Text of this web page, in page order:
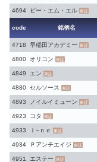
4694 ビー・エム・エル 東証
code 銘柄名
4718
早稲田アカデミー 東証
4800 オリコン 東証
4849 エン 東証
4880 セルソース 東証
4893 ノイルイミューン 東証
4923 コタ 東証
4933 Ｉ−ｎｅ 東証
4934 Ｐアンチエイジ 東証
4951 エステー 東証